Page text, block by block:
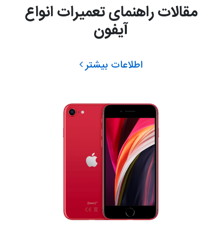
مقالات راهنمای تعمیرات انواع
آیفون
اطلاعات بیشتر